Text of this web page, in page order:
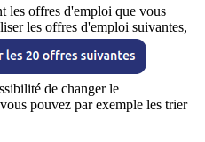
les offres d'emploi que vous
les offres d'emploi suivantes,
de changer le
pouvez par exemple les trier